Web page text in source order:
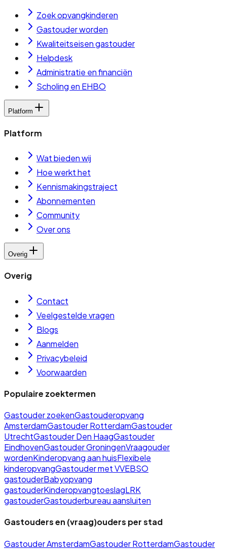
Zoek opvangkinderen
Gastouder worden
Kwaliteitseisen gastouder
Helpdesk
Administratie en financiën
Scholing en EHBO
Platform
Platform
Wat bieden wij
Hoe werkt het
Kennismakingstraject
Abonnementen
Community
Over ons
Overig
Overig
Contact
Veelgestelde vragen
Blogs
Aanmelden
Privacybeleid
Voorwaarden
Populaire zoektermen
Gastouder zoekenGastouderopvang
AmsterdamGastouder RotterdamGastouder
UtrechtGastouder Den HaagGastouder
EindhovenGastouder GroningenVraagouder
wordenKinderopvang aan huisFlexibele
kinderopvangGastouder met VVEBSO
gastouderBabyopvang
gastouderKinderopvangtoeslagLRK
gastouderGastouderbureau aansluiten
Gastouders en (vraag)ouders per stad
GastouderAmsterdamGastouderRotterdamGastouder